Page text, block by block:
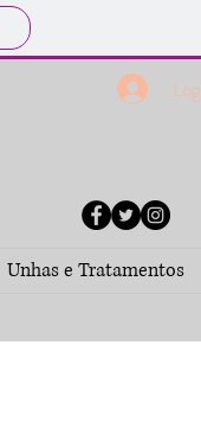
Unhas e Tratamentos